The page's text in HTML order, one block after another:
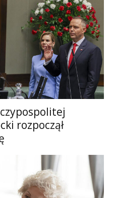
rozpoczął